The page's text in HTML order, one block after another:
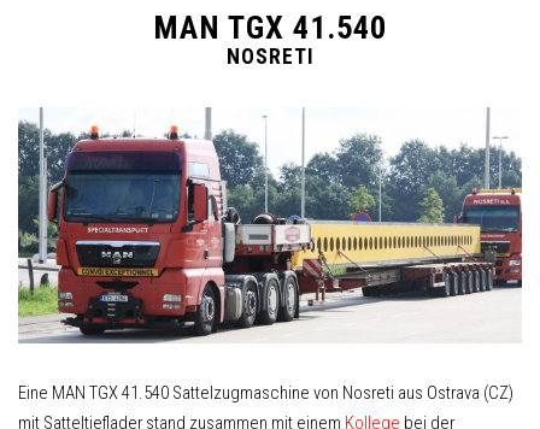
MAN TGX 41.540
NOSRETI
Eine MAN TGX 41.540 Sattelzugmaschine von Nosreti aus Ostrava (CZ)
mit Satteltieflader stand zusammen mit einem Kollege bei der